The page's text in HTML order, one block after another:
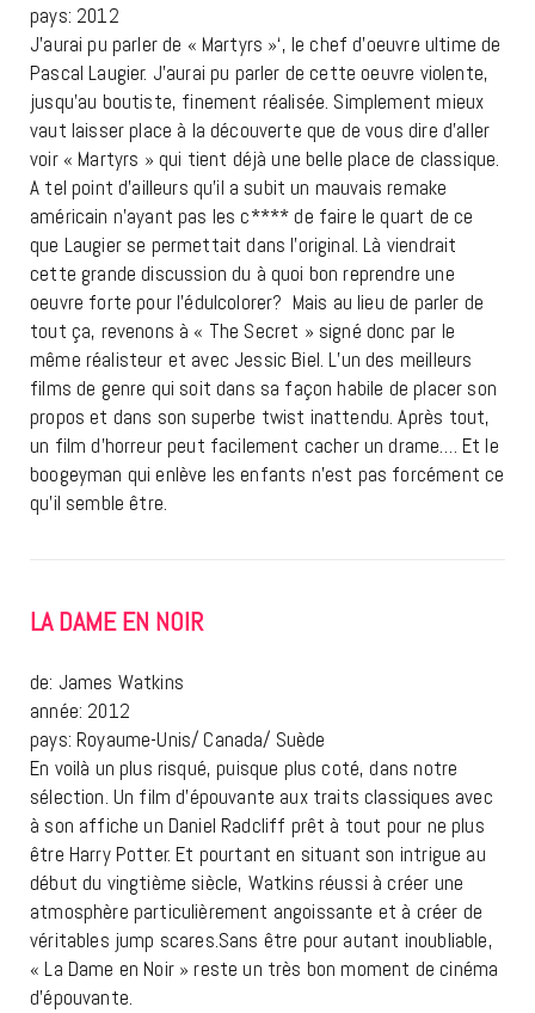
pays: 2012
J’aurai pu parler de « Martyrs »‘, le chef d’oeuvre ultime de
Pascal Laugier. J’aurai pu parler de cette oeuvre violente,
jusqu’au boutiste, finement réalisée. Simplement mieux
vaut laisser place à la découverte que de vous dire d’aller
voir « Martyrs » qui tient déjà une belle place de classique.
A tel point d’ailleurs qu’il a subit un mauvais remake
américain n’ayant pas les c**** de faire le quart de ce
que Laugier se permettait dans l’original. Là viendrait
cette grande discussion du à quoi bon reprendre une
oeuvre forte pour l’édulcolorer? Mais au lieu de parler de
tout ça, revenons à « The Secret » signé donc par le
même réalisteur et avec Jessic Biel. L’un des meilleurs
films de genre qui soit dans sa façon habile de placer son
propos et dans son superbe twist inattendu. Après tout,
un film d’horreur peut facilement cacher un drame…. Et le
boogeyman qui enlève les enfants n’est pas forcément ce
qu’il semble être.
LA DAME EN NOIR
de: James Watkins
année: 2012
pays: Royaume-Unis/ Canada/ Suède
En voilà un plus risqué, puisque plus coté, dans notre
sélection. Un film d’épouvante aux traits classiques avec
à son affiche un Daniel Radcliff prêt à tout pour ne plus
être Harry Potter. Et pourtant en situant son intrigue au
début du vingtième siècle, Watkins réussi à créer une
atmosphère particulièrement angoissante et à créer de
véritables jump scares.Sans être pour autant inoubliable,
« La Dame en Noir » reste un très bon moment de cinéma
d’épouvante.